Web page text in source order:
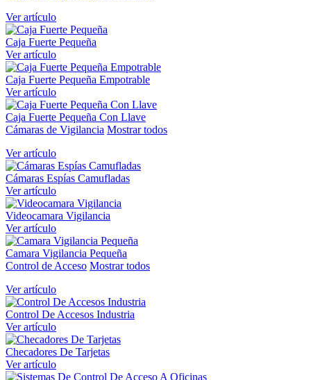
Ver artículo
Caja Fuerte Pequeña
Ver artículo
Caja Fuerte Pequeña Empotrable
Ver artículo
Caja Fuerte Pequeña Con Llave
Cámaras de Vigilancia Mostrar todos
Ver artículo
Cámaras Espías Camufladas
Ver artículo
Videocamara Vigilancia
Ver artículo
Camara Vigilancia Pequeña
Control de Acceso Mostrar todos
Ver artículo
Control De Accesos Industria
Ver artículo
Checadores De Tarjetas
Ver artículo